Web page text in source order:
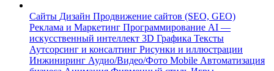
Сайты Дизайн Продвижение сайтов (SEO, GEO)
Реклама и Маркетинг Программирование AI —
искусственный интеллект 3D Графика Тексты
Аутсорсинг и консалтинг Рисунки и иллюстрации
Инжиниринг Аудио/Видео/Фото Mobile Автоматизация